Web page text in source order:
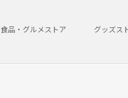
食品・グルメストア グッズス